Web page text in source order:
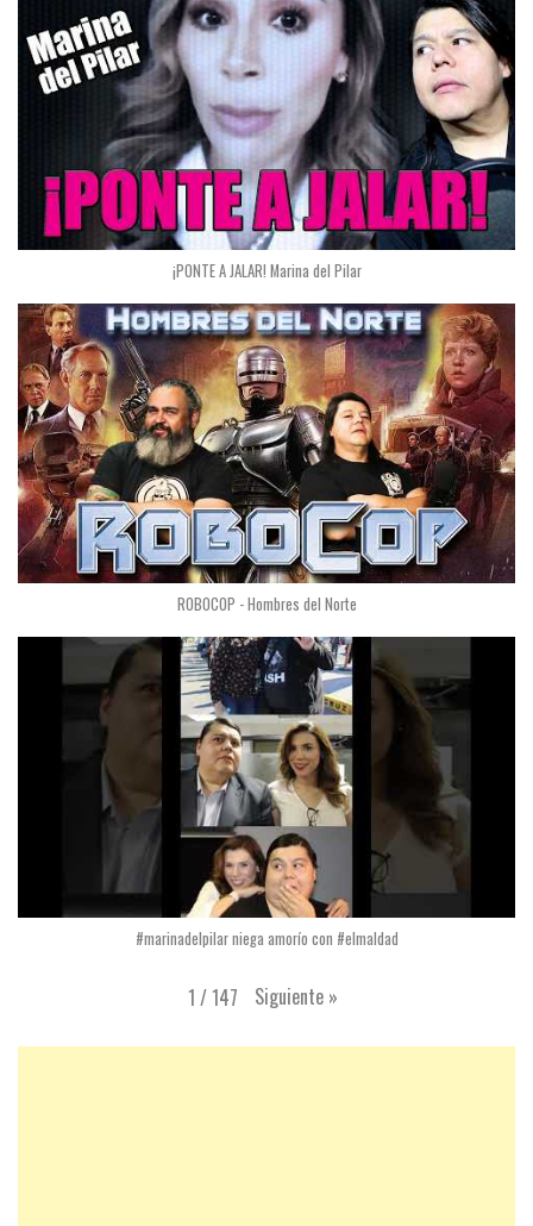
¡PONTE A JALAR! Marina del Pilar
ROBOCOP - Hombres del Norte
#marinadelpilar niega amorío con #elmaldad
1 /147 Siguiente »